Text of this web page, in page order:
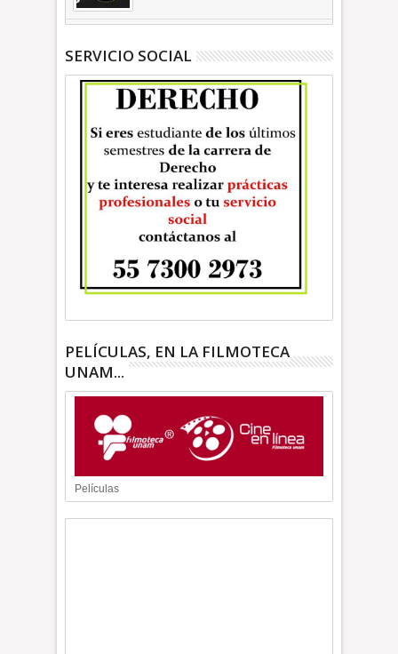
SERVICIO SOCIAL
PELÍCULAS, EN LA FILMOTECA
UNAM...
Películas